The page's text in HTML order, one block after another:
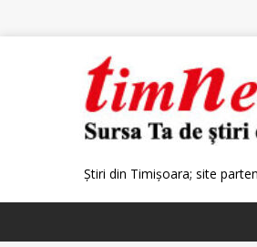
Știri din Timișoara; site